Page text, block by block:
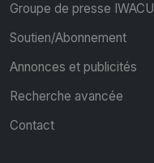
Groupe de presse IWACU
Soutien/Abonnement
Annonces et publicités
Recherche avancée
Contact